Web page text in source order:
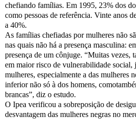
chefiando famílias. Em 1995, 23% dos
como pessoas de referência. Vinte anos
a 40%.
As famílias chefiadas por mulheres não
nas quais não há a presença masculina:
presença de um cônjuge. “Muitas vezes,
em maior risco de vulnerabilidade social,
mulheres, especialmente a das mulheres
inferior não só à dos homens,
brancas”, diz o estudo.
O Ipea verificou a sobreposição de
desvantagem das mulheres negras no